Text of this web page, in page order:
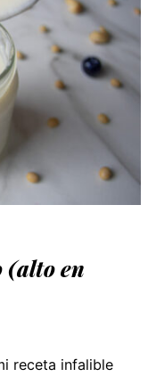
(alto en
receta infalible